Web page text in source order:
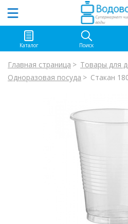
Каталог Поиск
Главная страница Товары для
Одноразовая посуда
Стакан